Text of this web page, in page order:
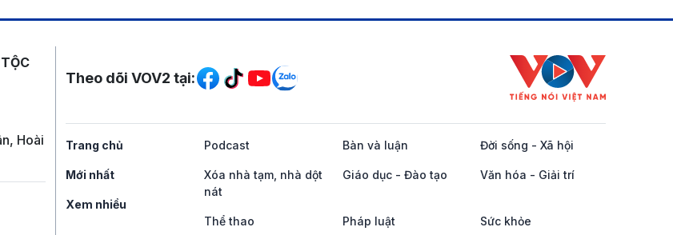
Hoài
Mạng xã hội
Theo dõi VOV2 tại:
Trang chủ
Mới nhất
Xem nhiều
Podcast Bàn và luận Đời sống - Xã hội
Xóa nhà tạm, nhà dột
nát
Giáo dục - Đào tạo Văn hóa - Giải trí
Thể thao Pháp luật Sức khỏe